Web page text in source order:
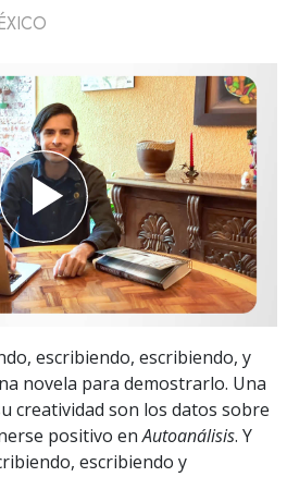
escribiendo, escribiendo, y
novela para demostrarlo. Una
creatividad son los datos sobre
positivo enAutoanálisis. Y
escribiendo y